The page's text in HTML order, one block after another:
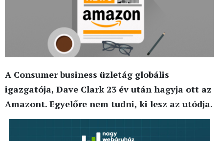
A Consumer business üzletág globális
igazgatója, Dave Clark 23 év után hagyja ott az
Amazont. Egyelőre nem tudni, ki lesz az utódja.